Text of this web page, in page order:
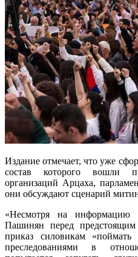
Издание отмечает, что уже
состав которого вошли
организаций Арцаха,
они обсуждают сценарий
«Несмотря на
Пашинян перед
приказ силовикам
преследованиями в